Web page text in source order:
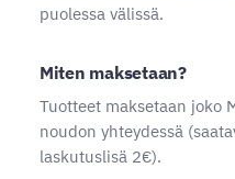
puolessa välissä.
Miten maksetaan?
Tuotteet maksetaan joko
noudon yhteydessä
laskutuslisä 2€).